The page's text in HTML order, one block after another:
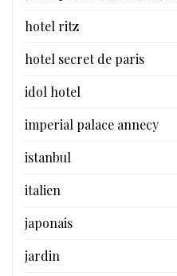
hotel ritz
hotel secret de paris
idol hotel
imperial palace annecy
istanbul
italien
japonais
jardin